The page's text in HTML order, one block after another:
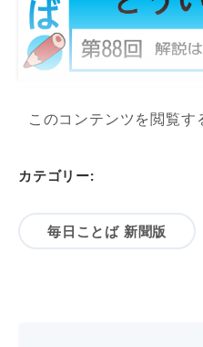
このコンテンツを閲覧
カテゴリー:
毎日ことば 新聞版